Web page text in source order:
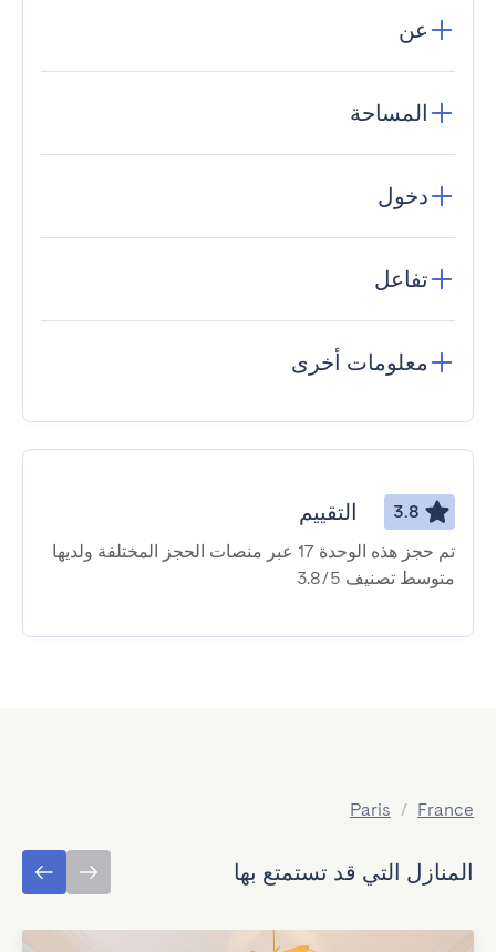
عن
المساحة
دخول
تفاعل
معلومات أخرى
3.8 التقييم
تم حجز هذه الوحدة 17 عبر منصات الحجز المختلفة ولديها
متوسط ​​تصنيف 3.8/5
France
/
Paris
المنازل التي قد تستمتع بها